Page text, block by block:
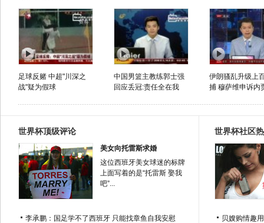
足球反赌 中超"川深之
战"疑为假球
中国男篮主教练郭士强
回应丢冠:责任全在我
伊朗骚乱升级上
捕 穆萨维申诉内
世界杯顶级评论
美女向托雷斯求婚
这位西班牙美女球迷的标牌
上面写着的是“托雷斯 娶我
吧”...
李承鹏：国足学不了西班牙 只能找章鱼自我安慰
世界杯社区
贝嫂购情趣